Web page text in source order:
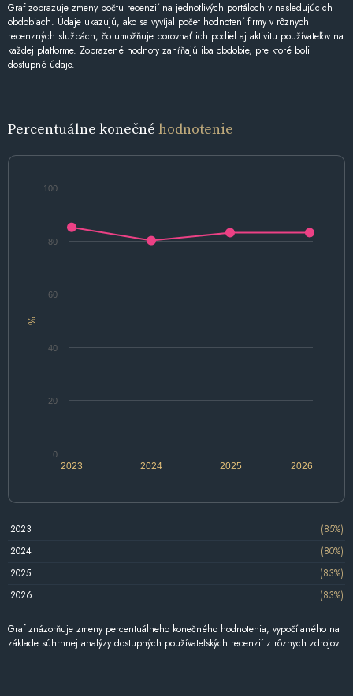
Graf zobrazuje zmeny počtu recenzií na jednotlivých portáloch v nasledujúcich
obdobiach. Údaje ukazujú, ako sa vyvíjal počet hodnotení firmy v rôznych
recenzných službách, čo umožňuje porovnať ich podiel aj aktivitu používateľov na
každej platforme. Zobrazené hodnoty zahŕňajú iba obdobie, pre ktoré boli
dostupné údaje.
Percentuálne konečné hodnotenie
%
2024 2026
2023 2025
0
20
40
60
80
100
2023
(85%)
2024
(80%)
2025
(83%)
2026
(83%)
Graf znázorňuje zmeny percentuálneho konečného hodnotenia, vypočítaného na
základe súhrnnej analýzy dostupných používateľských recenzií z rôznych zdrojov.